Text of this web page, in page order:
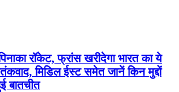
रॉकेट, फ्रांस खरीदेगा भारत का ये
मिडिल ईस्ट समेत जानें किन मुद्दों
बातचीत